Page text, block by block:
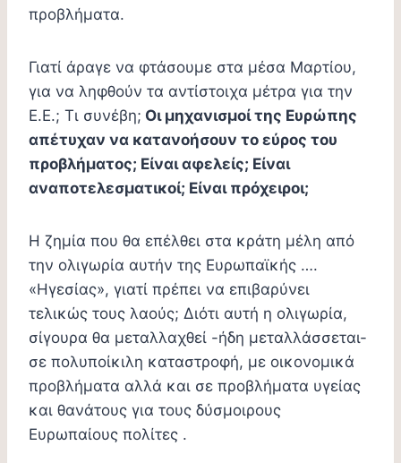
προβλήματα.
Γιατί άραγε να φτάσουμε στα μέσα Μαρτίου,
για να ληφθούν τα αντίστοιχα μέτρα για την
Ε.Ε.; Τι συνέβη; Οι μηχανισμοί της Ευρώπης
απέτυχαν να κατανοήσουν το εύρος του
προβλήματος; Είναι αφελείς; Είναι
αναποτελεσματικοί; Είναι πρόχειροι;
Η ζημία που θα επέλθει στα κράτη μέλη από
την ολιγωρία αυτήν της Ευρωπαϊκής ….
«Ηγεσίας», γιατί πρέπει να επιβαρύνει
τελικώς τους λαούς; Διότι αυτή η ολιγωρία,
σίγουρα θα μεταλλαχθεί -ήδη μεταλλάσσεται-
σε πολυποίκιλη καταστροφή, με οικονομικά
προβλήματα αλλά και σε προβλήματα υγείας
και θανάτους για τους δύσμοιρους
Ευρωπαίους πολίτες .